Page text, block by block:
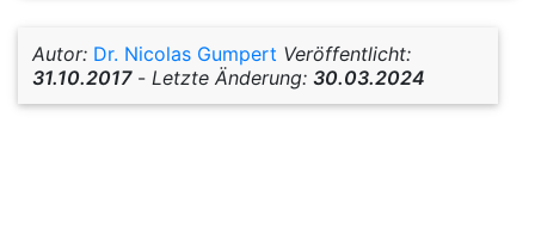
Autor: Dr. Nicolas Gumpert Veröffentlicht:
31.10.2017- Letzte Änderung: 30.03.2024